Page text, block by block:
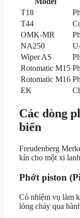
T18
T44
OMK-MR
NA250
Wiper AS
Rotomatic M15
Rotomatic M16
EK
Các dòng
biến
Freudenberg
kín cho một xi
Phớt piston
Có nhiệm vụ làm
lỏng chảy qua